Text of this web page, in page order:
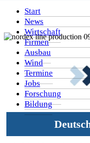
Start
News
Wirtschaft
Firmen
Ausbau
Wind
Termine
Jobs
Forschung
Bildung